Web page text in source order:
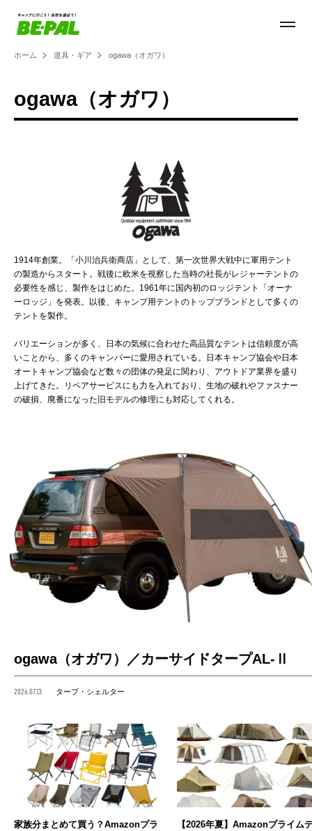
ホーム 道具・ギア ogawa（オガワ）
ogawa（オガワ）
1914年創業。「小川治兵衛商店」として、第一次世界大戦中に軍用テント
の製造からスタート。戦後に欧米を視察した当時の社長がレジャーテントの
必要性を感じ、製作をはじめた。1961年に国内初のロッジテント「オーナ
ーロッジ」を発表。以後、キャンプ用テントのトップブランドとして多くの
テントを製作。
バリエーションが多く、日本の気候に合わせた高品質なテントは信頼度が高
いことから、多くのキャンパーに愛用されている。日本キャンプ協会や日本
オートキャンプ協会など数々の団体の発足に関わり、アウトドア業界を盛り
上げてきた。リペアサービスにも力を入れており、生地の破れやファスナー
の破損、廃番になった旧モデルの修理にも対応してくれる。
ogawa（オガワ）／カーサイドタープAL-Ⅱ
2026.07.13 タープ・シェルター
家族分まとめて買う？Amazonプラ
【2026年夏】Amazonプライム